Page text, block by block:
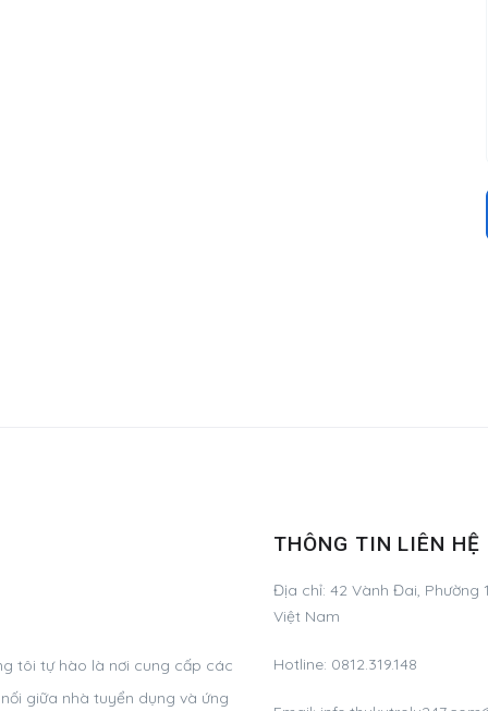
tôi tự hào là nơi cung cấp các
giữa nhà tuyển dụng và ứng
THÔNG TIN LIÊN HỆ
Địa chỉ: 42 Vành Đai, Phường
Việt Nam
Hotline: 0812.319.148